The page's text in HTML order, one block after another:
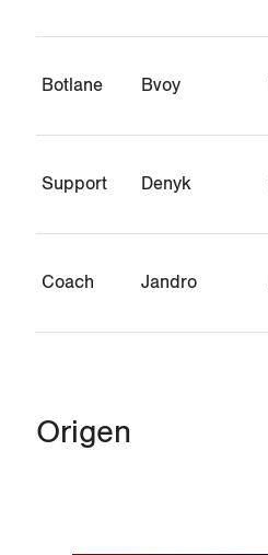
Botlane Bvoy
Support Denyk
Coach Jandro
Origen